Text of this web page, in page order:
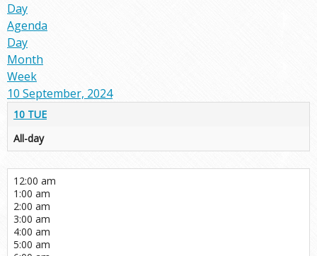
Day
Agenda
Day
Month
Week
10 September, 2024
10 TUE
All-day
12:00 am
1:00 am
2:00 am
3:00 am
4:00 am
5:00 am